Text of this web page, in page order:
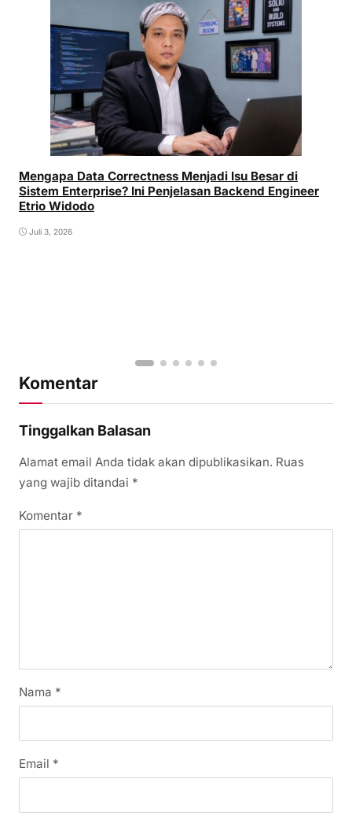
Mengapa Data Correctness Menjadi Isu Besar di
Sistem Enterprise? Ini Penjelasan Backend Engineer
Etrio Widodo
Juli 3, 2026
Komentar
Tinggalkan Balasan
Alamat email Anda tidak akan dipublikasikan. Ruas
yang wajib ditandai *
Komentar *
Nama *
Email *